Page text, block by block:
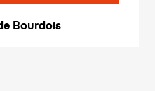
Bourdois